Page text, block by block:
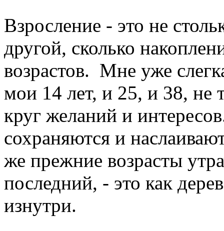
Взросление - это не
другой, сколько
возрастов. Мне уже
мои 14 лет, и 25, и 38, не
круг желаний и
сохраняются и
же прежние возрасты
последний, - это как
изнутри.